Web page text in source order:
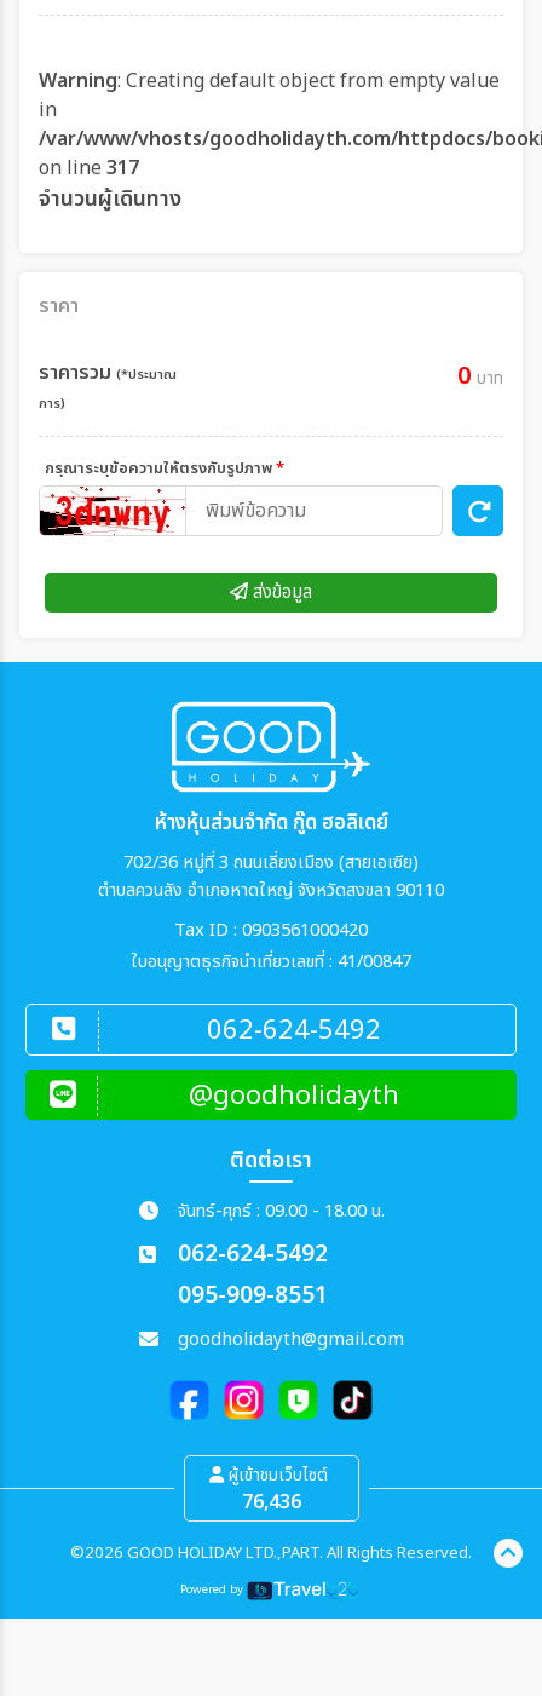
Warning: Creating default object from empty value
in
/var/www/vhosts/goodholidayth.com/httpdocs/
on line 317
จำนวนผู้เดินทาง
ราคา
ราคารวม (*ประมาณ
การ)
0 บาท
กรุณาระบุข้อความให้ตรงกับรูปภาพ*
ส่งข้อมูล
ห้างหุ้นส่วนจำกัด กู๊ด ฮอลิเดย์
702/36 หมู่ที่ 3 ถนนเลี่ยงเมือง (สายเอเซีย)
ตำบลควนลัง อำเภอหาดใหญ่ จังหวัดสงขลา 90110
Tax ID : 0903561000420
ใบอนุญาตธุรกิจนำเที่ยวเลขที่ : 41/00847
062-624-5492
@goodholidayth
ติดต่อเรา
จันทร์-ศุกร์ : 09.00 - 18.00 น.
062-624-5492
095-909-8551
goodholidayth@gmail.com
ผู้เข้าชมเว็บไซต์
76,436
©2026 GOOD HOLIDAY LTD.,PART. All Rights Reserved.
Powered by